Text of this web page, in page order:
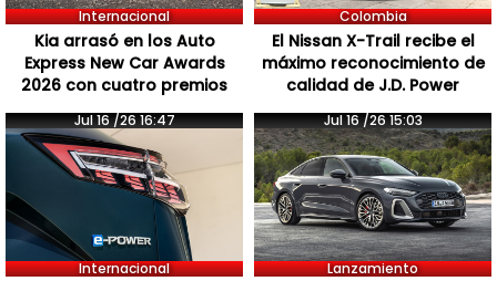
Internacional
Kia arrasó en los Auto
Express New Car Awards
2026 con cuatro premios
Colombia
El Nissan X-Trail recibe el
máximo reconocimiento de
calidad de J.D. Power
Jul 16 /26 16:47
Internacional
Jul 16 /26 15:03
Lanzamiento